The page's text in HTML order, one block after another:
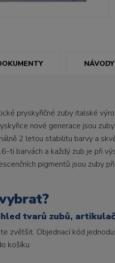
NÁVODY
pryskyřičné zuby italské
nové generace jsou
2 letou stabilitu barvy a
ti barvách a každý zub je při
pigmentů jsou zuby
tvarů zubů,
zvětšit. Objednací kód
košíku